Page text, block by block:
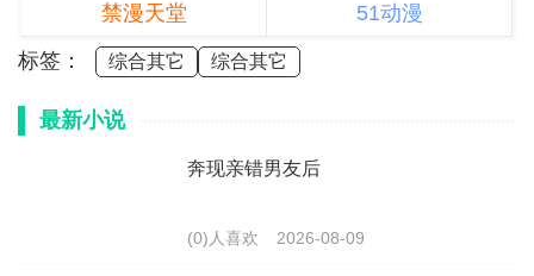
禁漫天堂
51动漫
标签：
综合其它 综合其它
最新小说
奔现亲错男友后
(0)人喜欢 2026-08-09